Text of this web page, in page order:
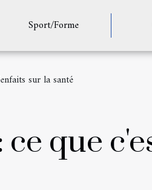
Sport/Forme
sur la santé
que